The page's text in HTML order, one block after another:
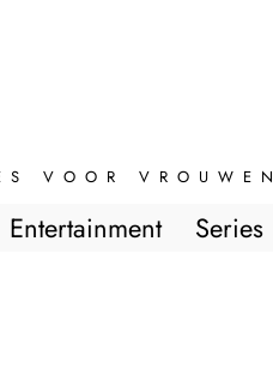
VOOR VROUWEN
Entertainment Series